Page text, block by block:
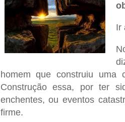
Ir
homem que construiu uma
Construção essa, por ter
enchentes, ou eventos
firme.